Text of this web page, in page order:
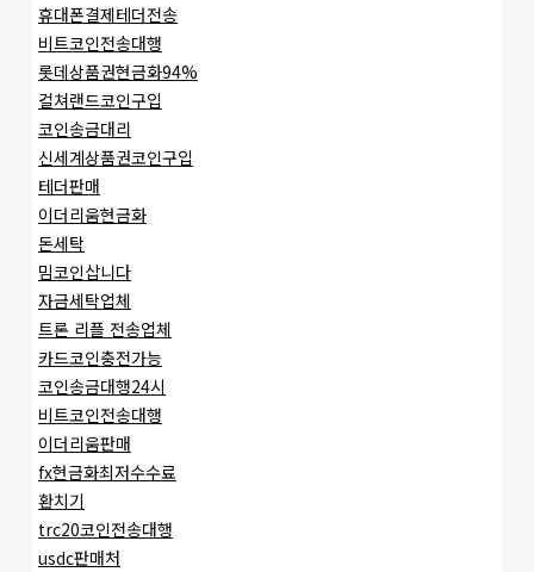
휴대폰결제테더전송
비트코인전송대행
롯데상품권현금화94%
컬쳐랜드코인구입
코인송금대리
신세계상품권코인구입
테더판매
이더리움현금화
돈세탁
밈코인삽니다
자금세탁업체
트론 리플 전송업체
카드코인충전가능
코인송금대행24시
비트코인전송대행
이더리움판매
fx현금화최저수수료
환치기
trc20코인전송대행
usdc판매처